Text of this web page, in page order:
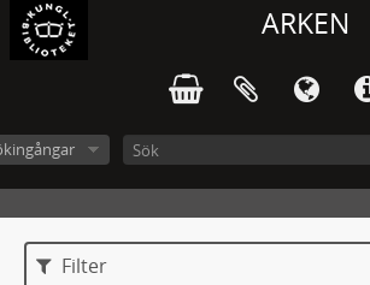
ARKEN
Filter